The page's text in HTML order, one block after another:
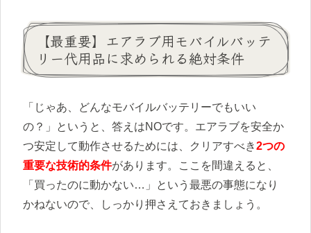
【最重要】エアラブ用モバイルバッテ
リー代用品に求められる絶対条件
「じゃあ、どんなモバイルバッテリーでもいい
の？」というと、答えはNOです。エアラブを安全か
つ安定して動作させるためには、クリアすべき2つの
重要な技術的条件があります。ここを間違えると、
「買ったのに動かない…」という最悪の事態になり
かねないので、しっかり押さえておきましょう。